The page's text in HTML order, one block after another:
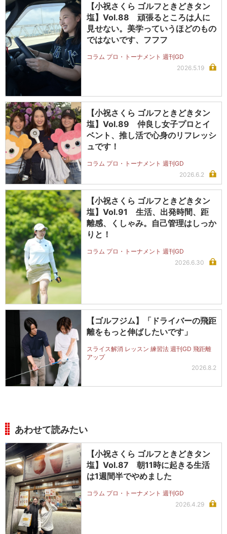
【小祝さくら ゴルフときどきタン
塩】Vol.88 頑張るところは人に
見せない。美学っていうほどのもの
ではないです、フフフ
コラム プロ・トーナメント 週刊GD
2026.5.19
【小祝さくら ゴルフときどきタン
塩】Vol.89 仲良し女子プロとイ
ベント、推し活で心身のリフレッシ
ュです！
コラム プロ・トーナメント 週刊GD
2026.6.2
【小祝さくら ゴルフときどきタン
塩】Vol.91 生活、出発時間、距
離感、くしゃみ。自己管理はしっか
りと！
コラム プロ・トーナメント 週刊GD
2026.6.30
【ゴルフジム】「ドライバーの飛距
離をもっと伸ばしたいです」
スライス解消 レッスン 練習法 週刊GD 飛距離
アップ
2026.8.2
あわせて読みたい
【小祝さくら ゴルフときどきタン
塩】Vol.87 朝11時に起きる生活
は1週間半でやめました
コラム プロ・トーナメント 週刊GD
2026.4.29